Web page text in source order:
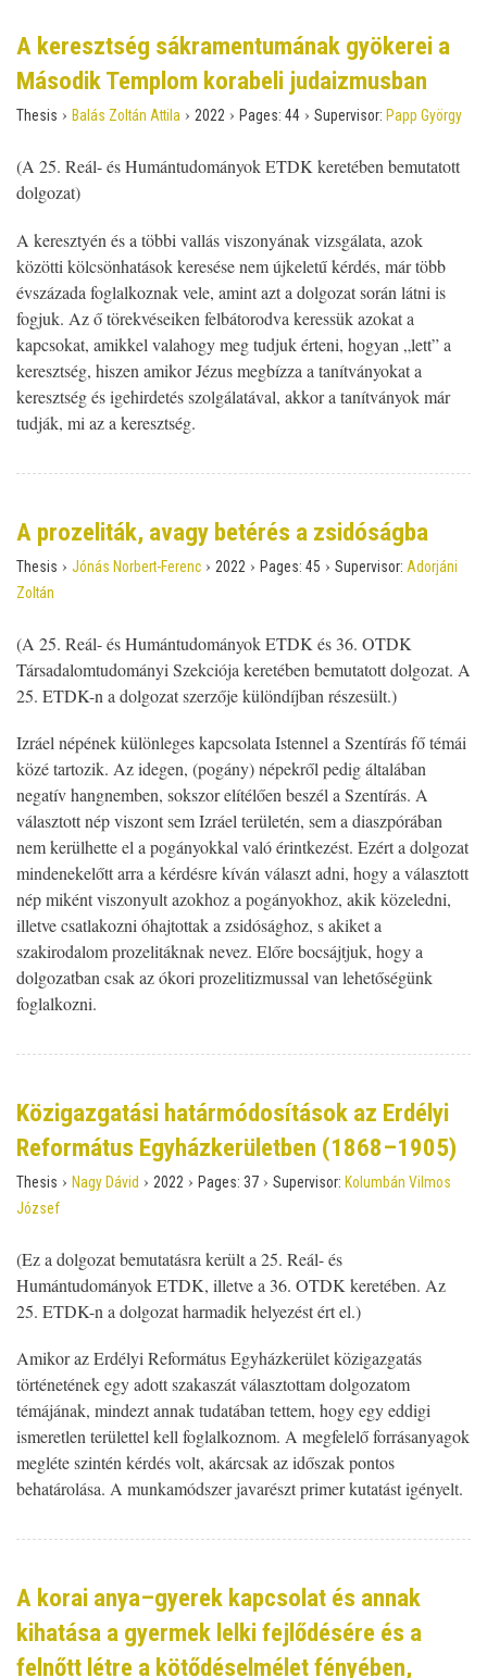
A keresztség sákramentumának gyökerei a
Második Templom korabeli judaizmusban
Thesis › Balás Zoltán Attila › 2022 › Pages: 44 › Supervisor: Papp György
(A 25. Reál- és Humántudományok ETDK keretében bemutatott
dolgozat)
A keresztyén és a többi vallás viszonyának vizsgálata, azok
közötti kölcsönhatások keresése nem újkeletű kérdés, már több
évszázada foglalkoznak vele, amint azt a dolgozat során látni is
fogjuk. Az ő törekvéseiken felbátorodva keressük azokat a
kapcsokat, amikkel valahogy meg tudjuk érteni, hogyan „lett” a
keresztség, hiszen amikor Jézus megbízza a tanítványokat a
keresztség és igehirdetés szolgálatával, akkor a tanítványok már
tudják, mi az a keresztség.
A prozeliták, avagy betérés a zsidóságba
Thesis › Jónás Norbert-Ferenc › 2022 › Pages: 45 › Supervisor: Adorjáni
Zoltán
(A 25. Reál- és Humántudományok ETDK és 36. OTDK
Társadalomtudományi Szekciója keretében bemutatott dolgozat. A
25. ETDK-n a dolgozat szerzője különdíjban részesült.)
Izráel népének különleges kapcsolata Istennel a Szentírás fő témái
közé tartozik. Az idegen, (pogány) népekről pedig általában
negatív hangnemben, sokszor elítélően beszél a Szentírás. A
választott nép viszont sem Izráel területén, sem a diaszpórában
nem kerülhette el a pogányokkal való érintkezést. Ezért a dolgozat
mindenekelőtt arra a kérdésre kíván választ adni, hogy a választott
nép miként viszonyult azokhoz a pogányokhoz, akik közeledni,
illetve csatlakozni óhajtottak a zsidósághoz, s akiket a
szakirodalom prozelitáknak nevez. Előre bocsájtjuk, hogy a
dolgozatban csak az ókori prozelitizmussal van lehetőségünk
foglalkozni.
Közigazgatási határmódosítások az Erdélyi
Református Egyházkerületben (1868–1905)
Thesis › Nagy Dávid › 2022 › Pages: 37 › Supervisor: Kolumbán Vilmos
József
(Ez a dolgozat bemutatásra került a 25. Reál- és
Humántudományok ETDK, illetve a 36. OTDK keretében. Az
25. ETDK-n a dolgozat harmadik helyezést ért el.)
Amikor az Erdélyi Református Egyházkerület közigazgatás
történetének egy adott szakaszát választottam dolgozatom
témájának, mindezt annak tudatában tettem, hogy egy eddigi
ismeretlen területtel kell foglalkoznom. A megfelelő forrásanyagok
megléte szintén kérdés volt, akárcsak az időszak pontos
behatárolása. A munkamódszer javarészt primer kutatást igényelt.
A korai anya–gyerek kapcsolat és annak
kihatása a gyermek lelki fejlődésére és a
felnőtt létre a kötődéselmélet fényében,